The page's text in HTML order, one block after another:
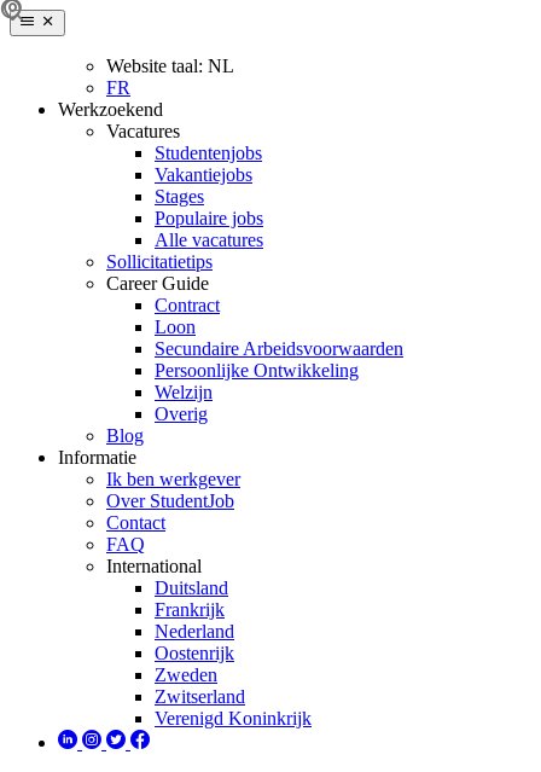
Website taal: NL
FR
Werkzoekend
Vacatures
Studentenjobs
Vakantiejobs
Stages
Populaire jobs
Alle vacatures
Sollicitatietips
Career Guide
Contract
Loon
Secundaire Arbeidsvoorwaarden
Persoonlijke Ontwikkeling
Welzijn
Overig
Blog
Informatie
Ik ben werkgever
Over StudentJob
Contact
FAQ
International
Duitsland
Frankrijk
Nederland
Oostenrijk
Zweden
Zwitserland
Verenigd Koninkrijk